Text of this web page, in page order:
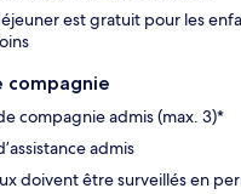
est gratuit pour les
compagnie
compagnie admis (max. 3)*
admis
doivent être surveillés en